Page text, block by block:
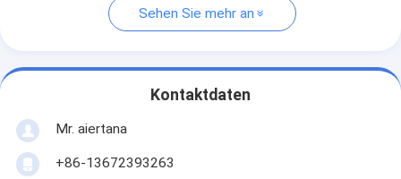
Sehen Sie mehr an
Kontaktdaten
Mr. aiertana
+86-13672393263